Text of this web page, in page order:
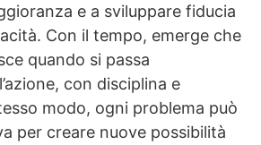
e a sviluppare fiducia
Con il tempo, emerge che
quando si passa
con disciplina e
modo, ogni problema può
per creare nuove possibilità